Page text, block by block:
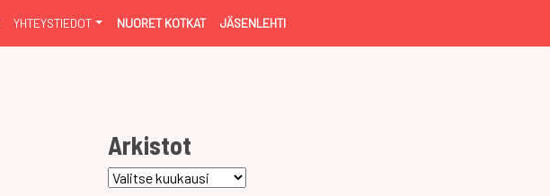
YHTEYSTIEDOT NUORET KOTKAT JÄSENLEHTI
Arkistot
Arkistot